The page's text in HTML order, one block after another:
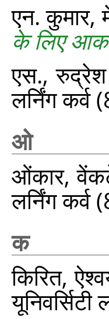
एन. कुमार,
के लिए
एस., रुद्रेश
लर्निंग
ओ
ओंकार,
लर्निंग
क
किरित,